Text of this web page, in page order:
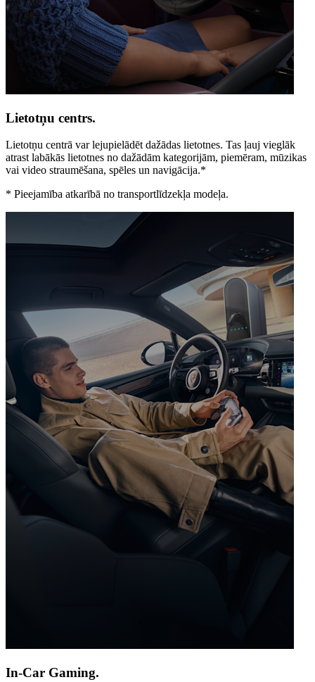
Lietotņu centrs.
Lietotņu centrā var lejupielādēt dažādas lietotnes. Tas ļauj vieglāk
atrast labākās lietotnes no dažādām kategorijām, piemēram, mūzikas
vai video straumēšana, spēles un navigācija.*
* Pieejamība atkarībā no transportlīdzekļa modeļa.
In-Car Gaming.